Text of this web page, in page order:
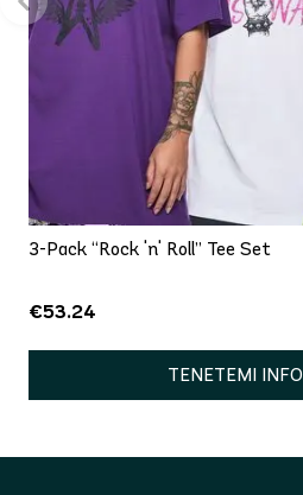
3-Pack “Rock 'n' Roll” Tee Set
€53.24
TENETEMI